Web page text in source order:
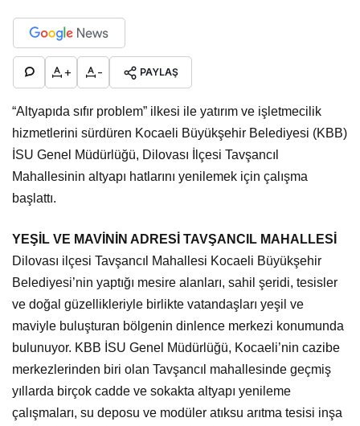
+ - PAYLAŞ
“Altyapıda sıfır problem” ilkesi ile yatırım ve işletmecilik
hizmetlerini sürdüren Kocaeli Büyükşehir Belediyesi (KBB)
İSU Genel Müdürlüğü, Dilovası İlçesi Tavşancıl
Mahallesinin altyapı hatlarını yenilemek için çalışma
başlattı.
YEŞİL VE MAVİNİN ADRESİ TAVŞANCIL MAHALLESİ
Dilovası ilçesi Tavşancıl Mahallesi Kocaeli Büyükşehir
Belediyesi’nin yaptığı mesire alanları, sahil şeridi, tesisler
ve doğal güzellikleriyle birlikte vatandaşları yeşil ve
maviyle buluşturan bölgenin dinlence merkezi konumunda
bulunuyor. KBB İSU Genel Müdürlüğü, Kocaeli’nin cazibe
merkezlerinden biri olan Tavşancıl mahallesinde geçmiş
yıllarda birçok cadde ve sokakta altyapı yenileme
çalışmaları, su deposu ve modüler atıksu arıtma tesisi inşa